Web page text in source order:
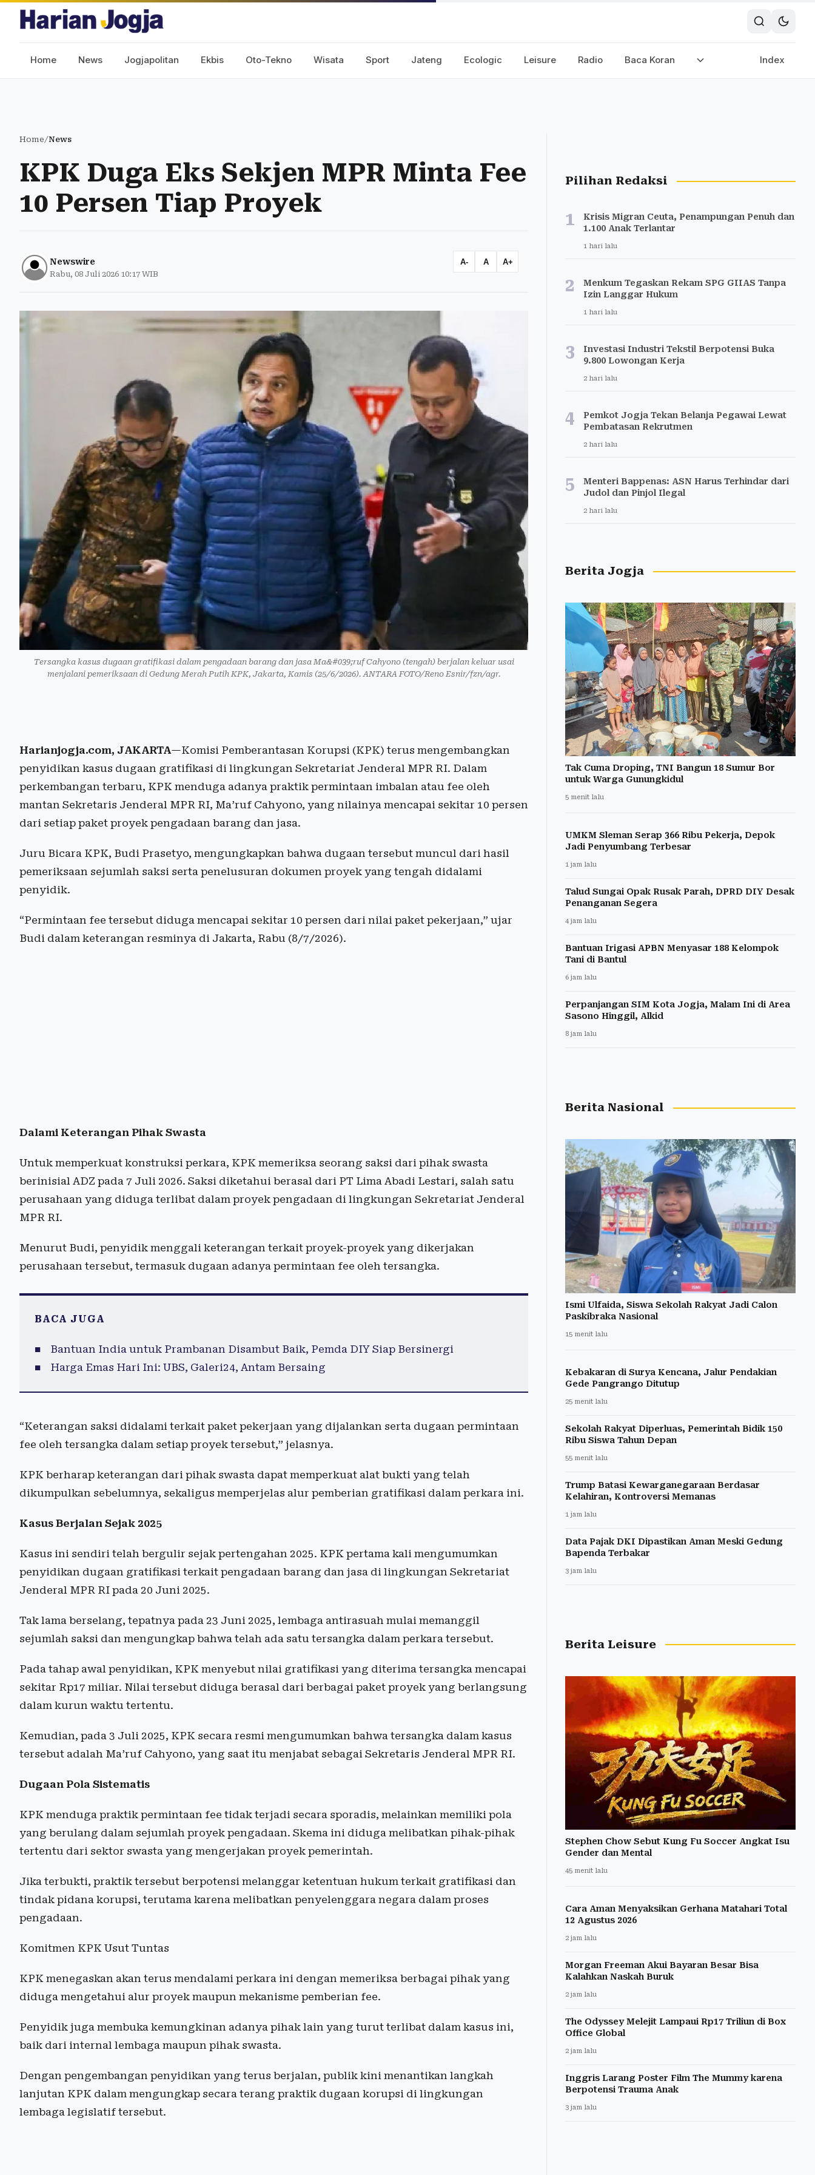
Home News Jogjapolitan Ekbis Oto-Tekno Wisata Sport Jateng Ecologic Leisure Radio Baca Koran Index
Home/News
KPK Duga Eks Sekjen MPR Minta Fee
10 Persen Tiap Proyek
Newswire
Rabu, 08 Juli 2026 10:17 WIB
A- A A+
Tersangka kasus dugaan gratifikasi dalam pengadaan barang dan jasa Ma&#039;ruf Cahyono (tengah) berjalan keluar usai
menjalani pemeriksaan di Gedung Merah Putih KPK, Jakarta, Kamis (25/6/2026). ANTARA FOTO/Reno Esnir/fzn/agr.
Harianjogja.com, JAKARTA—Komisi Pemberantasan Korupsi (KPK) terus mengembangkan
penyidikan kasus dugaan gratifikasi di lingkungan Sekretariat Jenderal MPR RI. Dalam
perkembangan terbaru, KPK menduga adanya praktik permintaan imbalan atau fee oleh
mantan Sekretaris Jenderal MPR RI, Ma’ruf Cahyono, yang nilainya mencapai sekitar 10 persen
dari setiap paket proyek pengadaan barang dan jasa.
Juru Bicara KPK, Budi Prasetyo, mengungkapkan bahwa dugaan tersebut muncul dari hasil
pemeriksaan sejumlah saksi serta penelusuran dokumen proyek yang tengah didalami
penyidik.
“Permintaan fee tersebut diduga mencapai sekitar 10 persen dari nilai paket pekerjaan,” ujar
Budi dalam keterangan resminya di Jakarta, Rabu (8/7/2026).
Dalami Keterangan Pihak Swasta
Untuk memperkuat konstruksi perkara, KPK memeriksa seorang saksi dari pihak swasta
berinisial ADZ pada 7 Juli 2026. Saksi diketahui berasal dari PT Lima Abadi Lestari, salah satu
perusahaan yang diduga terlibat dalam proyek pengadaan di lingkungan Sekretariat Jenderal
MPR RI.
Menurut Budi, penyidik menggali keterangan terkait proyek-proyek yang dikerjakan
perusahaan tersebut, termasuk dugaan adanya permintaan fee oleh tersangka.
BACA JUGA
Bantuan India untuk Prambanan Disambut Baik, Pemda DIY Siap Bersinergi
Harga Emas Hari Ini: UBS, Galeri24, Antam Bersaing
“Keterangan saksi didalami terkait paket pekerjaan yang dijalankan serta dugaan permintaan
fee oleh tersangka dalam setiap proyek tersebut,” jelasnya.
KPK berharap keterangan dari pihak swasta dapat memperkuat alat bukti yang telah
dikumpulkan sebelumnya, sekaligus memperjelas alur pemberian gratifikasi dalam perkara ini.
Kasus Berjalan Sejak 2025
Kasus ini sendiri telah bergulir sejak pertengahan 2025. KPK pertama kali mengumumkan
penyidikan dugaan gratifikasi terkait pengadaan barang dan jasa di lingkungan Sekretariat
Jenderal MPR RI pada 20 Juni 2025.
Tak lama berselang, tepatnya pada 23 Juni 2025, lembaga antirasuah mulai memanggil
sejumlah saksi dan mengungkap bahwa telah ada satu tersangka dalam perkara tersebut.
Pada tahap awal penyidikan, KPK menyebut nilai gratifikasi yang diterima tersangka mencapai
sekitar Rp17 miliar. Nilai tersebut diduga berasal dari berbagai paket proyek yang berlangsung
dalam kurun waktu tertentu.
Kemudian, pada 3 Juli 2025, KPK secara resmi mengumumkan bahwa tersangka dalam kasus
tersebut adalah Ma’ruf Cahyono, yang saat itu menjabat sebagai Sekretaris Jenderal MPR RI.
Dugaan Pola Sistematis
KPK menduga praktik permintaan fee tidak terjadi secara sporadis, melainkan memiliki pola
yang berulang dalam sejumlah proyek pengadaan. Skema ini diduga melibatkan pihak-pihak
tertentu dari sektor swasta yang mengerjakan proyek pemerintah.
Jika terbukti, praktik tersebut berpotensi melanggar ketentuan hukum terkait gratifikasi dan
tindak pidana korupsi, terutama karena melibatkan penyelenggara negara dalam proses
pengadaan.
Komitmen KPK Usut Tuntas
KPK menegaskan akan terus mendalami perkara ini dengan memeriksa berbagai pihak yang
diduga mengetahui alur proyek maupun mekanisme pemberian fee.
Penyidik juga membuka kemungkinan adanya pihak lain yang turut terlibat dalam kasus ini,
baik dari internal lembaga maupun pihak swasta.
Dengan pengembangan penyidikan yang terus berjalan, publik kini menantikan langkah
lanjutan KPK dalam mengungkap secara terang praktik dugaan korupsi di lingkungan
lembaga legislatif tersebut.
Pilihan Redaksi
1
Krisis Migran Ceuta, Penampungan Penuh dan
1.100 Anak Terlantar
1 hari lalu
2
Menkum Tegaskan Rekam SPG GIIAS Tanpa
Izin Langgar Hukum
1 hari lalu
3
Investasi Industri Tekstil Berpotensi Buka
9.800 Lowongan Kerja
2 hari lalu
4
Pemkot Jogja Tekan Belanja Pegawai Lewat
Pembatasan Rekrutmen
2 hari lalu
5
Menteri Bappenas: ASN Harus Terhindar dari
Judol dan Pinjol Ilegal
2 hari lalu
Berita Jogja
Tak Cuma Droping, TNI Bangun 18 Sumur Bor
untuk Warga Gunungkidul
5 menit lalu
UMKM Sleman Serap 366 Ribu Pekerja, Depok
Jadi Penyumbang Terbesar
1 jam lalu
Talud Sungai Opak Rusak Parah, DPRD DIY Desak
Penanganan Segera
4 jam lalu
Bantuan Irigasi APBN Menyasar 188 Kelompok
Tani di Bantul
6 jam lalu
Perpanjangan SIM Kota Jogja, Malam Ini di Area
Sasono Hinggil, Alkid
8 jam lalu
Berita Nasional
Ismi Ulfaida, Siswa Sekolah Rakyat Jadi Calon
Paskibraka Nasional
15 menit lalu
Kebakaran di Surya Kencana, Jalur Pendakian
Gede Pangrango Ditutup
25 menit lalu
Sekolah Rakyat Diperluas, Pemerintah Bidik 150
Ribu Siswa Tahun Depan
55 menit lalu
Trump Batasi Kewarganegaraan Berdasar
Kelahiran, Kontroversi Memanas
1 jam lalu
Data Pajak DKI Dipastikan Aman Meski Gedung
Bapenda Terbakar
3 jam lalu
Berita Leisure
Stephen Chow Sebut Kung Fu Soccer Angkat Isu
Gender dan Mental
45 menit lalu
Cara Aman Menyaksikan Gerhana Matahari Total
12 Agustus 2026
2 jam lalu
Morgan Freeman Akui Bayaran Besar Bisa
Kalahkan Naskah Buruk
2 jam lalu
The Odyssey Melejit Lampaui Rp17 Triliun di Box
Office Global
2 jam lalu
Inggris Larang Poster Film The Mummy karena
Berpotensi Trauma Anak
3 jam lalu